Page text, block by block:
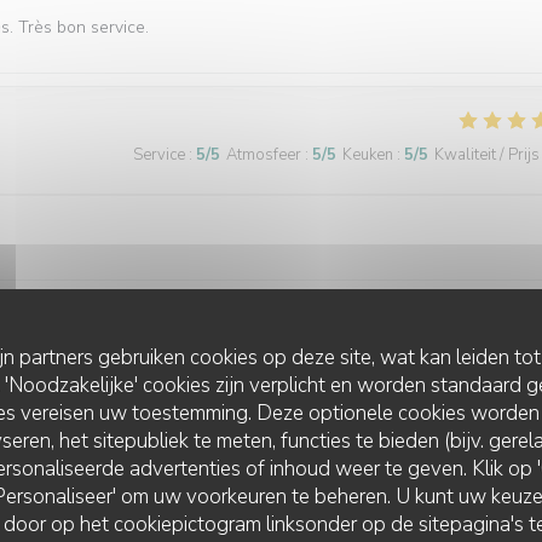
partners gebruiken cookies op deze site, wat kan leiden
cookies zijn verplicht en worden standaard
vereisen uw toestemming. Deze optionele cookies
het sitepubliek te meten, functies te bieden (bijv.
advertenties of inhoud weer te geven. Klik op
om uw voorkeuren te beheren. U kunt uw
op het cookiepictogram linksonder op de sitepagina's
Très bon service.
Service : 5/5 Atmosfeer : 5/5 Keuken : 5/5 Kwaliteit / Prijs
Service :5/5 Atmosfeer:5/5 Keuken:5/5 Kwaliteit / Prijs:
Service : 5/5 Atmosfeer: 5/5 Keuken : 5 /5 Kwaliteit / Prijs